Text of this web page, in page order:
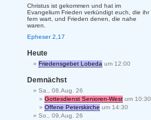
Christus ist gekommen und hat im
Evangelium Frieden verkündigt euch, die ihr
fern wart, und Frieden denen, die nahe
waren.
Epheser 2,17
Heute
Friedensgebet Lobeda um 12:00
Demnächst
Sa., 08.Aug. 26
Gottesdienst Senioren-West um 10:30
Offene Peterskirche um 14:30
So., 09.Aug. 26